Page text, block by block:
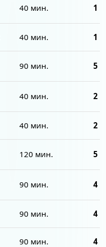
40 мин. 1
40 мин. 1
90 мин. 5
40 мин. 2
40 мин. 2
120 мин. 5
90 мин. 4
90 мин. 4
90 мин. 4